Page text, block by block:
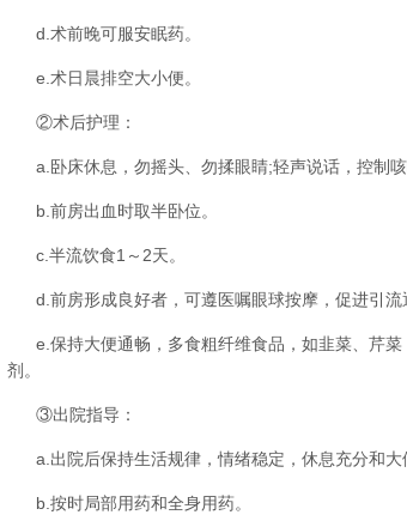
d.术前晚可服安眠药。
e.术日晨排空大小便。
②术后护理：
a.卧床休息，勿摇头、勿揉眼睛;轻声说话，控制咳
b.前房出血时取半卧位。
c.半流饮食1～2天。
d.前房形成良好者，可遵医嘱眼球按摩，促进引流
e.保持大便通畅，多食粗纤维食品，如韭菜、芹
剂。
③出院指导：
a.出院后保持生活规律，情绪稳定，休息充分和大
b.按时局部用药和全身用药。